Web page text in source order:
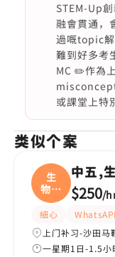
STEM-Up
融會貫通，
過嘅topic
難到好多考
MC ✏️作為
或課堂上特
类似个案
生
物、
数学
中五,
$250/
細心
上门补习-沙田马
一星期1日-1.5小